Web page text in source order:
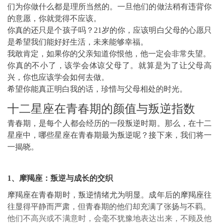
们为你做什么都是理所当然的。一旦他们的做法稍有违背你
的意愿，你就觉得不应该。
你真的还只是个孩子吗？21岁的你，应该明白父母的心愿只
是希望我们能好好生活，未来能够幸福。
我敢肯定，如果你的父亲知道你恨他，他一定会非常失望。
你真的不小了，该学会体谅父母了。就算是为了让父母高
兴，你也应该学会如何去做。
希望你能真正明白我的话，珍惜与父母相处的时光。
十二星座在青春期的颜值与叛逆指数
青春期，是每个人都会经历的一段叛逆时期。那么，在十二
星座中，哪些星座在青春期最为叛逆呢？接下来，我们将一
一揭晓。
1、摩羯座：叛逆与成长的交织
摩羯座在青春期时，叛逆情绪尤为明显。成年后的摩羯座往
往显得平静而严肃，但青春期的他们却充满了张扬与不羁。
他们不高兴或不满意时，会毫不犹豫地表达出来，不顾及他